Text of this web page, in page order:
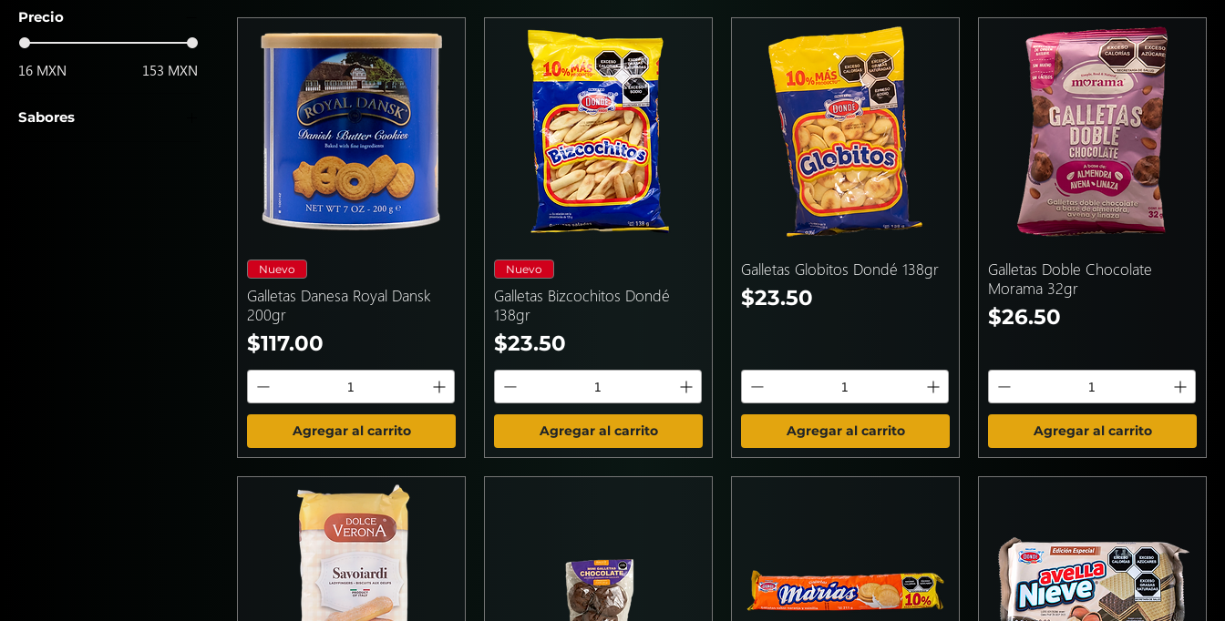
Precio
16 MXN 153 MXN
Sabores
Nuevo
Galletas Danesa Royal Dansk
200gr
Precio
$117.00
Agregar al carrito
Nuevo
Galletas Bizcochitos Dondé
138gr
Precio
$23.50
Agregar al carrito
Galletas Globitos Dondé 138gr
Precio
$23.50
Agregar al carrito
Galletas Doble Chocolate
Morama 32gr
Precio
$26.50
Agregar al carrito